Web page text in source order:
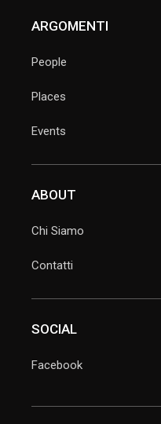
ARGOMENTI
People
Places
Events
ABOUT
Chi Siamo
Contatti
SOCIAL
Facebook